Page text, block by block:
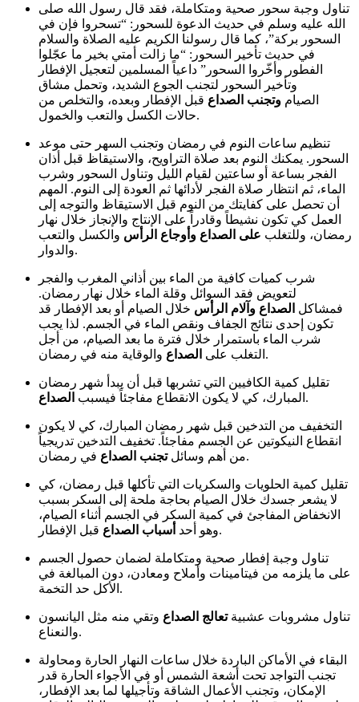
تناول وجبة سحور صحية ومتكاملة، فقد قال رسول الله صلى
الله عليه وسلم في حديث الدعوة للسحور: “تسحروا فإن في
السحور بركة”، كما قال رسولنا الكريم عليه الصلاة والسلام
في حديث تأخير السحور: “ما زالت أمتي بخير ما عجّلوا
الفطور وأخّروا السحور” داعياً المسلمين لتعجيل الإفطار
وتأخير السحور لتجنب الجوع الشديد، وتحمل مشاق
الصيام وتجنب الصداع قبل الإفطار وبعده، والتخلص من
حالات الكسل والتعب والخمول.
تنظيم ساعات النوم في رمضان وتجنب السهر حتى موعد
السحور. يمكنك النوم بعد صلاة التراويح، والاستيقاظ قبل أذان
الفجر بساعة أو ساعتين لقيام الليل وتناول السحور وشرب
الماء، ثم انتظار صلاة الفجر لأدائها ثم العودة إلى النوم. المهم
أن تحصل على كفايتك من النوم قبل الاستيقاظ والتوجه إلى
العمل كي تكون نشيطاً وقادراً على الإنتاج والإنجاز خلال نهار
رمضان، وللتغلب على الصداع وأوجاع الرأس والكسل والتعب
والدوار.
شرب كميات كافية من الماء بين أذاني المغرب والفجر
لتعويض فقد السوائل وقلة الماء خلال نهار رمضان.
فمشاكل الصداع وآلام الرأس خلال الصيام أو بعد الإفطار قد
تكون إحدى نتائج الجفاف ونقص الماء في الجسم. لذا يجب
شرب الماء باستمرار خلال فترة ما بعد الصيام، من أجل
التغلب على الصداع والوقاية منه في رمضان.
تقليل كمية الكافيين التي تشربها قبل أن يبدأ شهر رمضان
المبارك، كي لا يكون الانقطاع مفاجئاً فيسبب الصداع .
التخفيف من التدخين قبل شهر رمضان المبارك، كي لا يكون
انقطاع النيكوتين عن الجسم مفاجئاً. تخفيف التدخين تدريجياً
من أهم وسائلتجنب الصداع في رمضان.
تقليل كمية الحلويات والسكريات التي تأكلها قبل رمضان، كي
لا يشعر جسدك خلال الصيام بحاجة ملحة إلى السكر بسبب
الانخفاض المفاجئ في كمية السكر في الجسم أثناء الصيام،
وهو أحد أسباب الصداع قبل الإفطار.
تناول وجبة إفطار صحية ومتكاملة لضمان حصول الجسم
على ما يلزمه من فيتامينات وأملاح ومعادن، دون المبالغة في
الأكل حد التخمة.
تناول مشروبات عشبية تعالج الصداع وتقي منه مثل اليانسون
والنعناع.
البقاء في الأماكن الباردة خلال ساعات النهار الحارة ومحاولة
تجنب التواجد تحت أشعة الشمس أو في الأجواء الحارة قدر
الإمكان، وتجنب الأعمال الشاقة وتأجيلها لما بعد الإفطار،